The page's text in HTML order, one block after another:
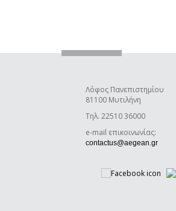
Λόφος Πανεπιστημίου
81100 Μυτιλήνη
Τηλ. 22510 36000
e-mail επικοινωνίας:
contactus@aegean.gr